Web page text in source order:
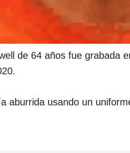
de 64 años fue grabada
aburrida usando un